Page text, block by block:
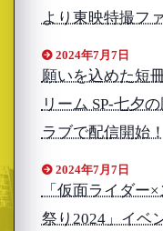
より東映特撮フ
2024年7月7日
願いを込めた短
リーム SP‐七夕
ラブで配信開始！
2024年7月7日
「仮面ライダ
祭り2024」イベ